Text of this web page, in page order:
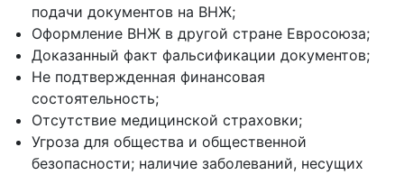
подачи документов на ВНЖ;
Оформление ВНЖ в другой стране Евросоюза;
Доказанный факт фальсификации документов;
Не подтвержденная финансовая
состоятельность;
Отсутствие медицинской страховки;
Угроза для общества и общественной
безопасности; наличие заболеваний, несущих